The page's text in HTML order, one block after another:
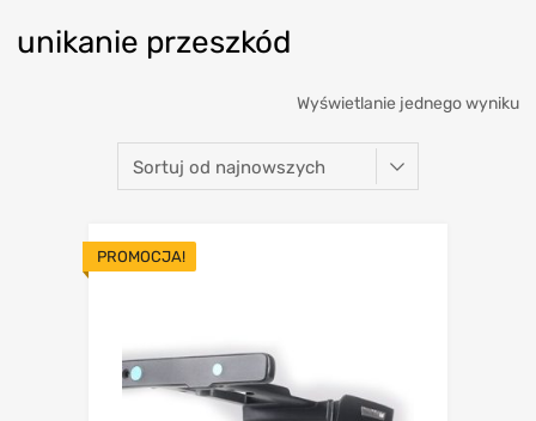
unikanie przeszkód
Wyświetlanie jednego wyniku
PROMOCJA!